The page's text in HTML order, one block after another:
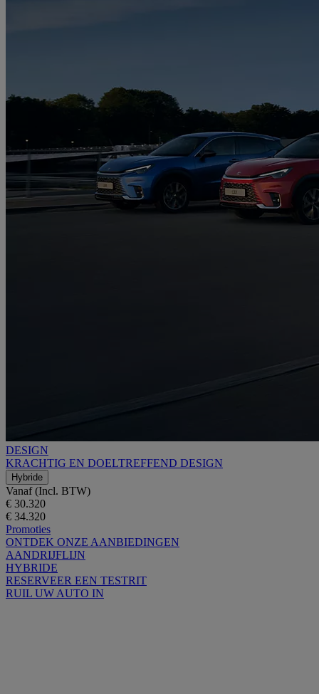
DESIGN
KRACHTIG EN DOELTREFFEND DESIGN
Hybride
Vanaf (Incl. BTW)
€ 30.320
€ 34.320
Promoties
ONTDEK ONZE AANBIEDINGEN
AANDRIJFLIJN
HYBRIDE
RESERVEER EEN TESTRIT
RUIL UW AUTO IN